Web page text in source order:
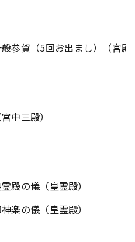
参賀（5回お出まし）（宮殿
中三殿）
殿の儀（皇霊殿）
楽の儀（皇霊殿）